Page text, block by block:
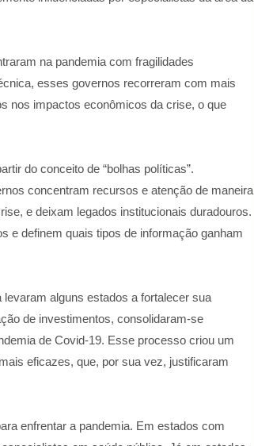
na pandemia com fragilidades
esses governos recorreram com mais
nos impactos econômicos da crise, o que
do conceito de “bolhas políticas”.
concentram recursos e atenção de maneira
e deixam legados institucionais duradouros.
e definem quais tipos de informação ganham
alguns estados a fortalecer sua
de investimentos, consolidaram-se
de Covid-19. Esse processo criou um
eficazes, que, por sua vez, justificaram
enfrentar a pandemia. Em estados com